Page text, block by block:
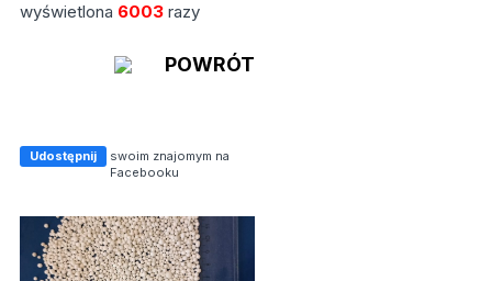
wyświetlona 6003razy
POWRÓT
Udostępnij
swoim znajomym na
Facebooku